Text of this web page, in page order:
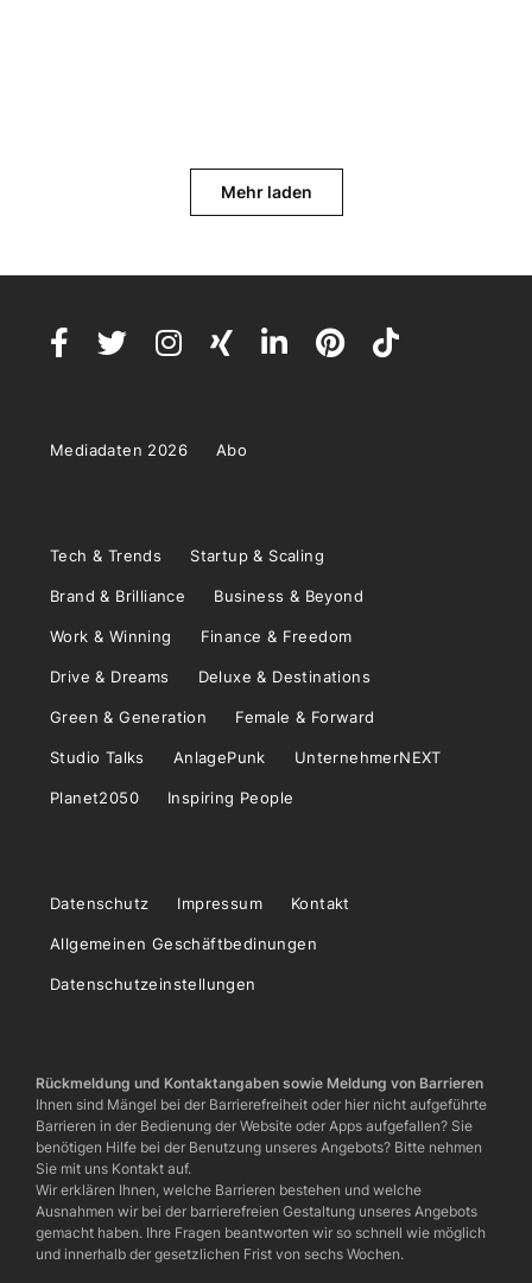
Mehr laden
Mediadaten 2026 Abo
Tech & Trends Startup & Scaling
Brand & Brilliance Business & Beyond
Work & Winning Finance & Freedom
Drive & Dreams Deluxe & Destinations
Green & Generation Female & Forward
Studio Talks AnlagePunk UnternehmerNEXT
Planet2050 Inspiring People
Datenschutz Impressum Kontakt
Allgemeinen Geschäftbedinungen
Datenschutzeinstellungen
Rückmeldung und Kontaktangaben sowie Meldung von Barrieren
Ihnen sind Mängel bei der Barrierefreiheit oder hier nicht aufgeführte
Barrieren in der Bedienung der Website oder Apps aufgefallen? Sie
benötigen Hilfe bei der Benutzung unseres Angebots? Bitte nehmen
Sie mit uns Kontakt auf.
Wir erklären Ihnen, welche Barrieren bestehen und welche
Ausnahmen wir bei der barrierefreien Gestaltung unseres Angebots
gemacht haben. Ihre Fragen beantworten wir so schnell wie möglich
und innerhalb der gesetzlichen Frist von sechs Wochen.